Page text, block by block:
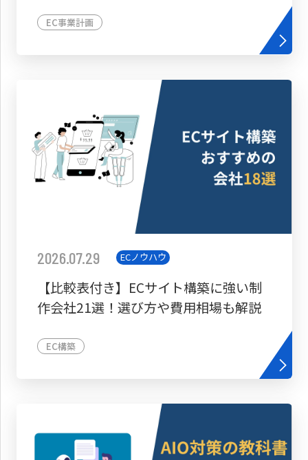
EC事業計画
2026.07.29 ECノウハウ
【比較表付き】ECサイト構築に強い制
作会社21選！選び方や費用相場も解説
EC構築